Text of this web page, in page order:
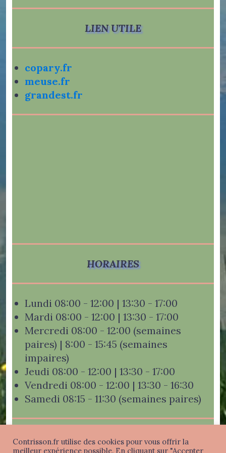
LIEN UTILE
copary.fr
meuse.fr
grandest.fr
HORAIRES
Lundi 08:00 - 12:00 | 13:30 - 17:00
Mardi 08:00 - 12:00 | 13:30 - 17:00
Mercredi 08:00 - 12:00 (semaines
paires) | 8:00 - 15:45 (semaines
impaires)
Jeudi 08:00 - 12:00 | 13:30 - 17:00
Vendredi 08:00 - 12:00 | 13:30 - 16:30
Samedi 08:15 - 11:30 (semaines paires)
Contrisson.fr utilise des cookies pour vous offrir la
meilleur expérience possible. En cliquant sur "Accepter